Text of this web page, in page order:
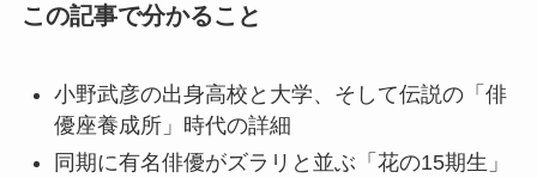
この記事で分かること
小野武彦の出身高校と大学、そして伝説の「俳
優座養成所」時代の詳細
同期に有名俳優がズラリと並ぶ「花の15期生」